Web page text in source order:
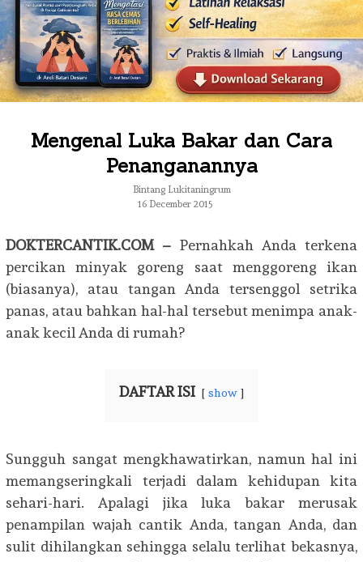
Mengenal Luka Bakar dan Cara
Penanganannya
Bintang Lukitaningrum
16 December 2015
DOKTERCANTIK.COM – Pernahkah Anda terkena
percikan minyak goreng saat menggoreng ikan
(biasanya), atau tangan Anda tersenggol setrika
panas, atau bahkan hal-hal tersebut menimpa anak-
anak kecil Anda di rumah?
DAFTAR ISI show
Sungguh sangat mengkhawatirkan, namun hal ini
memangseringkali terjadi dalam kehidupan kita
sehari-hari. Apalagi jika luka bakar merusak
penampilan wajah cantik Anda, tangan Anda, dan
sulit dihilangkan sehingga selalu terlihat bekasnya,